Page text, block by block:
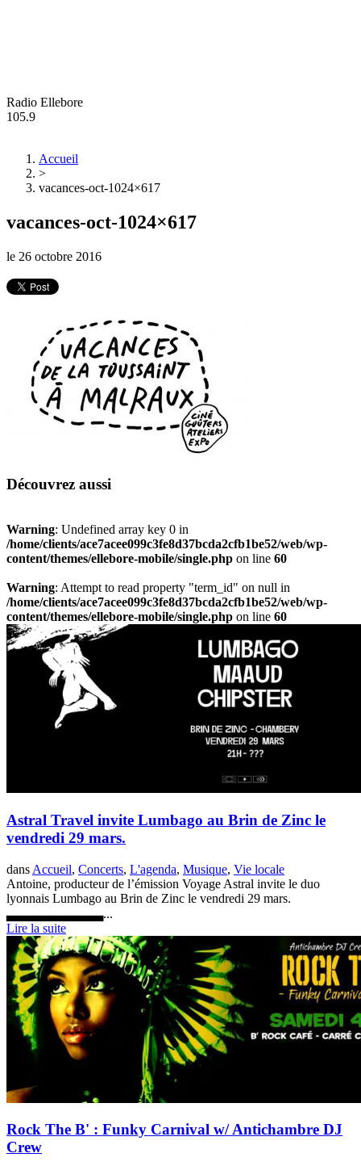
Radio Ellebore
105.9
Accueil
>
vacances-oct-1024×617
vacances-oct-1024×617
le 26 octobre 2016
Découvrez aussi
Warning: Undefined array key 0 in
/home/clients/ace7acee099c3fe8d37bcda2cfb1be52/web/wp-
content/themes/ellebore-mobile/single.php on line 60
Warning: Attempt to read property "term_id" on null in
/home/clients/ace7acee099c3fe8d37bcda2cfb1be52/web/wp-
content/themes/ellebore-mobile/single.php on line 60
Astral Travel invite Lumbago au Brin de Zinc le
vendredi 29 mars.
dans Accueil, Concerts, L'agenda, Musique, Vie locale
Antoine, producteur de l’émission Voyage Astral invite le duo
lyonnais Lumbago au Brin de Zinc le vendredi 29 mars.
▃▃▃▃▃▃▃▃▃▃...
Lire la suite
Rock The B' : Funky Carnival w/ Antichambre DJ
Crew